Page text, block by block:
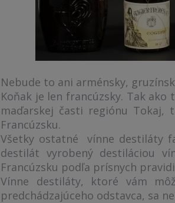
Nebude to ani arménsky,
Koňak je len francúzsky. Tak
maďarskej časti regiónu Tokaj,
Francúzsku.
Všetky ostatné vínne destiláty
destilát vyrobený destiláciou
Francúzsku podľa prísnych
Vínne destiláty, ktoré vám
predchádzajúceho odstavca, sa